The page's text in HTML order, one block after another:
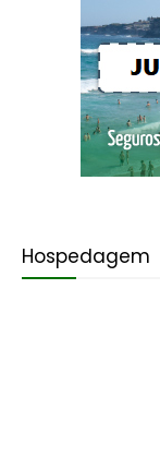
Hospedagem